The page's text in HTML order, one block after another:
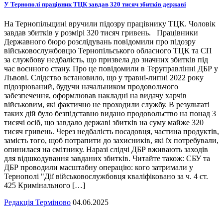
У Тернополі працівник ТЦК завдав 320 тисяч збитків державі
На Тернопільщині вручили підозру працівнику ТЦК. Чоловік
завдав збитків у розмірі 320 тисяч гривень. Працівники
Державного бюро розслідувань повідомили про підозру
військовослужбовцю Тернопільського обласного ТЦК та СП
за службову недбалість, що призвела до значних збитків під
час воєнного стану. Про це повідомили в Теруправлінні ДБР у
Львові. Слідство встановило, що у травні-липні 2022 року
підозрюваний, будучи начальником продовольчого
забезпечення, оформлював накладні на видачу харчів
військовим, які фактично не проходили службу. В результаті
таких дій було безпідставно видано продовольство на понад 3
тисячі осіб, що завдало державі збитків на суму майже 320
тисяч гривень. Через недбалість посадовця, частина продуктів,
замість того, щоб потрапити до захисників, які їх потребували,
опинилася на смітнику. Наразі слідчі ДБР вживають заходів
для відшкодування завданих збитків. Читайте також: СБУ та
ДБР проводили масштабну операцію: кого затримали у
Тернополі "Дії військовослужбовця кваліфіковано за ч. 4 ст.
425 Кримінального […]
Редакція Терміново 04.06.2025